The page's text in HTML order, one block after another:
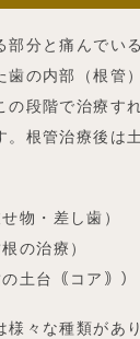
部分と痛んでい
歯の内部（根管
の段階で治療す
。根管治療後は
物・差し歯）
の治療）
土台｟コア｠）
々な種類があり